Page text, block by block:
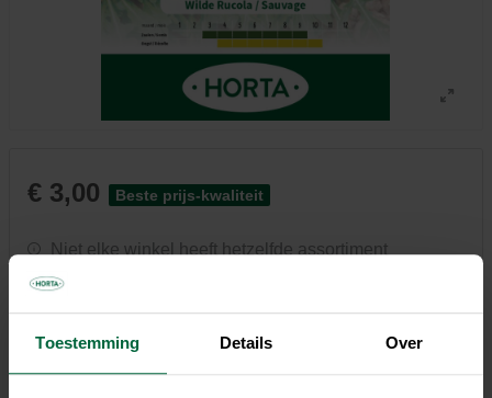
Toestemming Details Over
€ 3,00 Beste prijs-kwaliteit
Niet elke winkel heeft hetzelfde assortiment